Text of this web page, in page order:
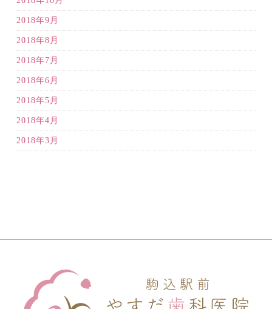
2018年9月
2018年8月
2018年7月
2018年6月
2018年5月
2018年4月
2018年3月